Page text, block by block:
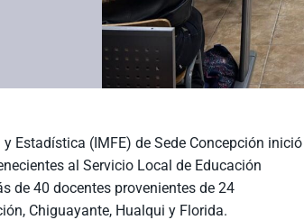
Estadística (IMFE) de Sede Concepción inició
al Servicio Local de Educación
de 40 docentes provenientes de 24
Chiguayante, Hualqui y Florida.